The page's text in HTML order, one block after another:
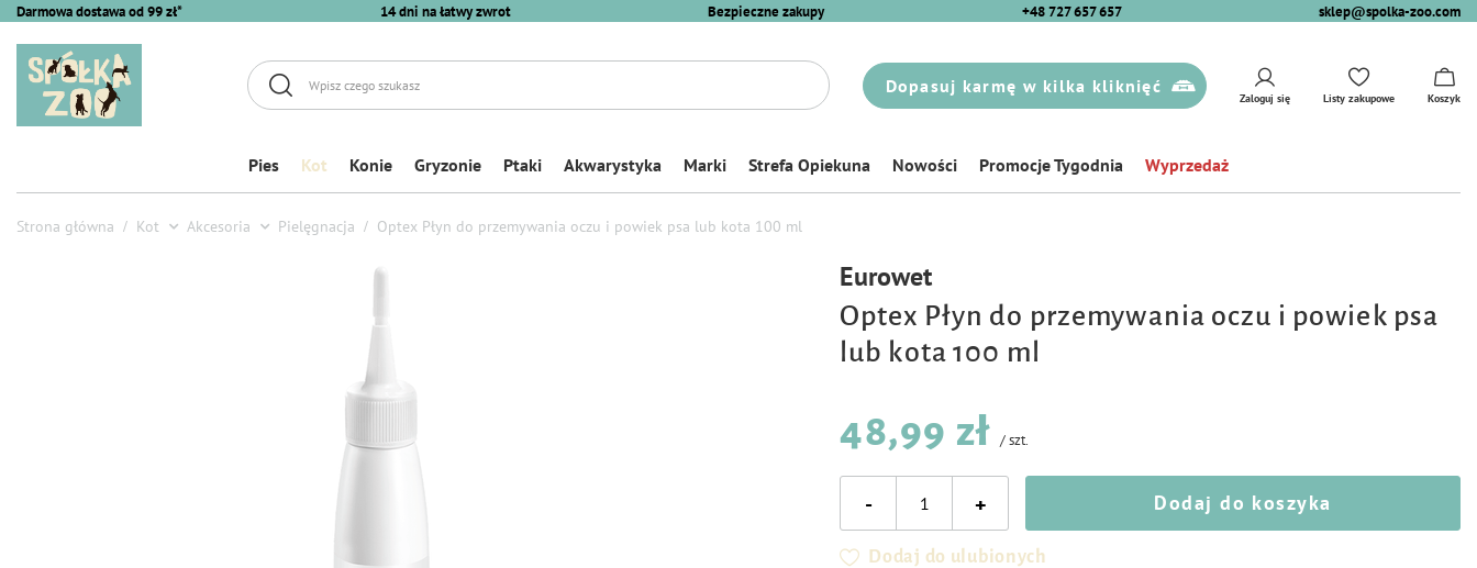
Darmowa dostawa od 99 zł* 14 dni na łatwy zwrot Bezpieczne zakupy +48 727 657 657 sklep@spolka-zoo.com
Dopasuj karmę w kilka kliknięć
Zaloguj się Listy zakupowe Koszyk
Pies Kot Konie Gryzonie Ptaki Akwarystyka Marki Strefa Opiekuna Nowości Promocje Tygodnia Wyprzedaż
Strona główna Kot Akcesoria Pielęgnacja Optex Płyn do przemywania oczu i powiek psa lub kota 100 ml
Eurowet
Optex Płyn do przemywania oczu i powiek psa
lub kota 100 ml
48,99 zł /szt.
- + Dodaj do koszyka
Dodaj do ulubionych